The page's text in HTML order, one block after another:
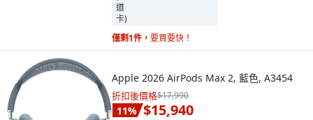
僅剩1件， 要買要快！
Apple 2026 AirPods Max 2, 藍色, A3454
折扣後價格$17,990
11% $15,940